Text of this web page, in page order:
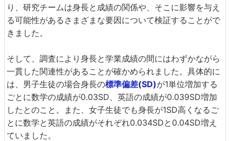
り、研究チームは身長と成績の関係や、そこに影響を与え
る可能性があるさまざまな要因について検証することがで
きました。
そして、調査により身長と学業成績の間にはわずかながら
一貫した関連性があることが確かめられました。具体的に
は、男子生徒の場合身長の標準偏差(SD)が1単位増加する
ごとに数学の成績が0.03SD、英語の成績が0.039SD増加
したとのこと。また、女子生徒でも身長が1SD高くなるご
とに数学と英語の成績がそれぞれ0.034SDと0.04SD増え
ていました。